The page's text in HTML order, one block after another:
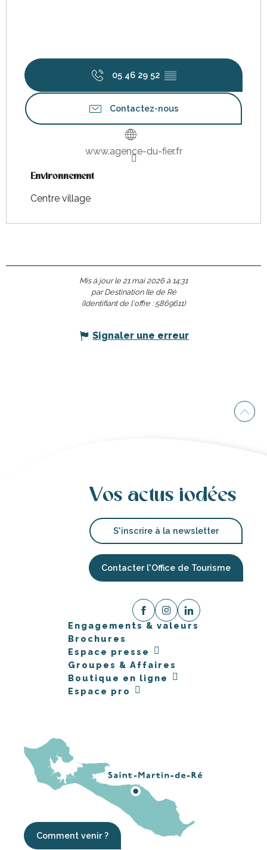
05 46 29 52 ▒▒
Contactez-nous
www.agence-du-fier.fr
Environnement
Environnement
Centre village
Mis à jour le 21 mai 2026 à 14:31
par Destination Ile de Ré
(Identifiant de l'offre : 5869611)
Signaler une erreur
Vos actus iodées
S'inscrire à la newsletter
Contacter l'Office de Tourisme
Engagements & valeurs
Brochures
Espace presse
Groupes & Affaires
Boutique en ligne
Espace pro
Comment venir ?